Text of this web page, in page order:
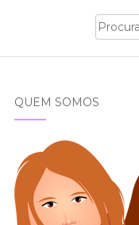
QUEM SOMOS